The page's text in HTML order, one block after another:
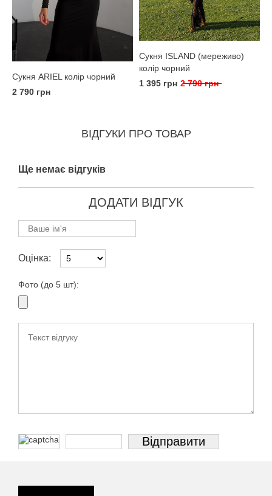
Сукня ARIEL колір чорний
2 790 грн
Сукня ISLAND (мереживо)
колір чорний
1 395 грн 2 790 грн
ВІДГУКИ ПРО ТОВАР
Ще немає відгуків
ДОДАТИ ВІДГУК
Оцінка:
Фото (до 5 шт):